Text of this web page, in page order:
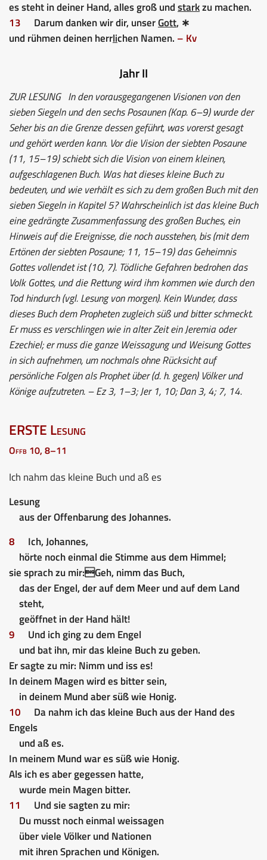
es steht in deiner Hand, alles groß undstarkzu machen.
13
Darum danken wir dir, unserGott, ∗
und rühmen deinen herrlichen Namen. – Kv
Jahr II
ZUR LESUNGIn den vorausgegangenen Visionen von den
sieben Siegeln und den sechs Posaunen (Kap. 6–9) wurde der
Seher bis an die Grenze dessen geführt, was vorerst gesagt
und gehört werden kann. Vor die Vision der siebten Posaune
(11, 15–19) schiebt sich die Vision von einem kleinen,
aufgeschlagenen Buch. Was hat dieses kleine Buch zu
bedeuten, und wie verhält es sich zu dem großen Buch mit den
sieben Siegeln in Kapitel 5? Wahrscheinlich ist das kleine Buch
eine gedrängte Zusammenfassung des großen Buches, ein
Hinweis auf die Ereignisse, die noch ausstehen, bis (mit dem
Ertönen der siebten Posaune; 11, 15–19) das Geheimnis
Gottes vollendet ist (10, 7). Tödliche Gefahren bedrohen das
Volk Gottes, und die Rettung wird ihm kommen wie durch den
Tod hindurch (vgl. Lesung von morgen). Kein Wunder, dass
dieses Buch dem Propheten zugleich süß und bitter schmeckt.
Er muss es verschlingen wie in alter Zeit ein Jeremia oder
Ezechiel; er muss die ganze Weissagung und Weisung Gottes
in sich aufnehmen, um nochmals ohne Rücksicht auf
persönliche Folgen als Prophet über (d. h. gegen) Völker und
Könige aufzutreten. – Ez 3, 1–3; Jer 1, 10; Dan 3, 4; 7, 14.
ERSTE Lesung
Offb 10, 8–11
Ich nahm das kleine Buch und aß es
Lesung
aus der Offenbarung des Johannes.
8
Ich, Johannes,
hörte noch einmal die Stimme aus dem Himmel;
sie sprach zu mir:Geh, nimm das Buch,
das der Engel, der auf dem Meer und auf dem Land
steht,
geöffnet in der Hand hält!
9
Und ich ging zu dem Engel
und bat ihn, mir das kleine Buch zu geben.
Er sagte zu mir: Nimm und iss es!
In deinem Magen wird es bitter sein,
in deinem Mund aber süß wie Honig.
10
Da nahm ich das kleine Buch aus der Hand des
Engels
und aß es.
In meinem Mund war es süß wie Honig.
Als ich es aber gegessen hatte,
wurde mein Magen bitter.
11
Und sie sagten zu mir:
Du musst noch einmal weissagen
über viele Völker und Nationen
mit ihren Sprachen und Königen.